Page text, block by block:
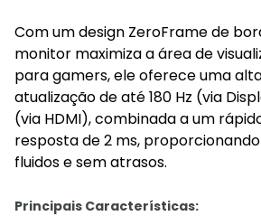
Com um design ZeroFrame de
monitor maximiza a área de
para gamers, ele oferece uma
atualização de até 180 Hz (via
(via HDMI), combinada a um
resposta de 2 ms,
fluidos e sem atrasos.
Principais Características: